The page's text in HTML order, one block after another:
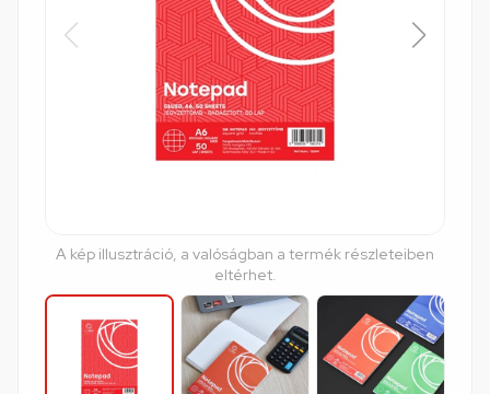
A kép illusztráció, a valóságban a termék részleteiben
eltérhet.